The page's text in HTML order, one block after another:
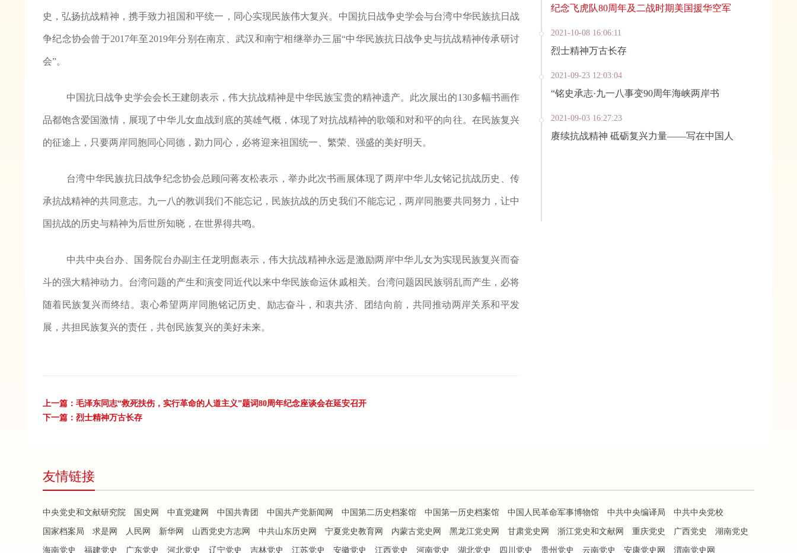
纪念飞虎队80周年及二战时期美国援华空军
2021-10-08 16:06:11
烈士精神万古长存
2021-09-23 12:03:04
“铭史承志·九一八事变90周年海峡两岸书
2021-09-03 16:27:23
赓续抗战精神 砥砺复兴力量——写在中国人
史，弘扬抗战精神，携手致力祖国和平统一，同心实现民族伟大复兴。中国抗日战争史学会与台湾中华民族抗日战
争纪念协会曾于2017年至2019年分别在南京、武汉和南宁相继举办三届“中华民族抗日战争史与抗战精神传承研讨
会”。
中国抗日战争史学会会长王建朗表示，伟大抗战精神是中华民族宝贵的精神遗产。此次展出的130多幅书画作
品都饱含爱国激情，展现了中华儿女血战到底的英雄气概，体现了对抗战精神的歌颂和对和平的向往。在民族复兴
的征途上，只要两岸同胞同心同德，勠力同心，必将迎来祖国统一、繁荣、强盛的美好明天。
台湾中华民族抗日战争纪念协会总顾问蒋友松表示，举办此次书画展体现了两岸中华儿女铭记抗战历史、传
承抗战精神的共同意志。九一八的教训我们不能忘记，民族抗战的历史我们不能忘记，两岸同胞要共同努力，让中
国抗战的历史与精神为后世所知晓，在世界得共鸣。
中共中央台办、国务院台办副主任龙明彪表示，伟大抗战精神永远是激励两岸中华儿女为实现民族复兴而奋
斗的强大精神动力。台湾问题的产生和演变同近代以来中华民族命运休戚相关。台湾问题因民族弱乱而产生，必将
随着民族复兴而终结。衷心希望两岸同胞铭记历史、励志奋斗，和衷共济、团结向前，共同推动两岸关系和平发
展，共担民族复兴的责任，共创民族复兴的美好未来。
上一篇： 毛泽东同志“救死扶伤，实行革命的人道主义”题词80周年纪念座谈会在延安召开
下一篇： 烈士精神万古长存
友情链接
中央党史和文献研究院 国史网 中直党建网 中国共青团 中国共产党新闻网 中国第二历史档案馆 中国第一历史档案馆 中国人民革命军事博物馆 中共中央编译局 中共中央党校
国家档案局 求是网 人民网 新华网 山西党史方志网 中共山东历史网 宁夏党史教育网 内蒙古党史网 黑龙江党史网 甘肃党史网 浙江党史和文献网 重庆党史 广西党史 湖南党史
海南党史 福建党史 广东党史 河北党史 辽宁党史 吉林党史 江苏党史 安徽党史 江西党史 河南党史 湖北党史 四川党史 贵州党史 云南党史 安康党史网 渭南党史网